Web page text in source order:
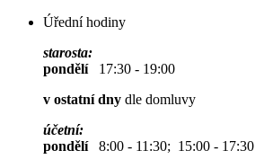
Úřední hodiny
starosta:
pondělí 17:30 - 19:00
v ostatní dny dle domluvy
účetní:
pondělí 8:00 - 11:30; 15:00 - 17:30